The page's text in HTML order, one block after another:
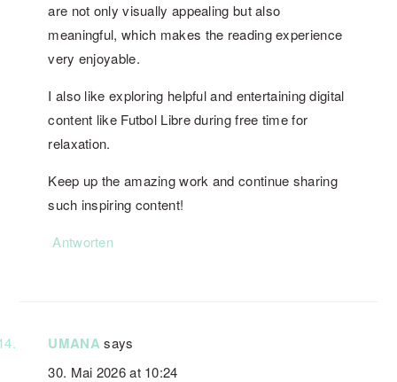
are not only visually appealing but also
meaningful, which makes the reading experience
very enjoyable.
I also like exploring helpful and entertaining digital
content like Futbol Libre during free time for
relaxation.
Keep up the amazing work and continue sharing
such inspiring content!
Antworten
UMANA says
30. Mai 2026 at 10:24